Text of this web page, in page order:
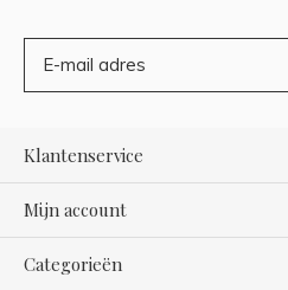
Klantenservice
Mijn account
Categorieën